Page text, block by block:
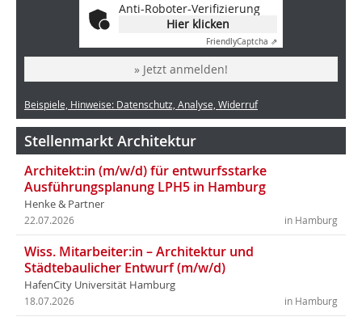
Anti-Roboter-Verifizierung
Hier klicken
FriendlyCaptcha ⇗
» Jetzt anmelden!
Beispiele, Hinweise: Datenschutz, Analyse, Widerruf
Stellenmarkt Architektur
Architekt:in (m/w/d) für entwurfsstarke
Ausführungsplanung LPH5 in Hamburg
Henke & Partner
in Hamburg
22.07.2026
Wiss. Mitarbeiter:in – Architektur und
Städtebaulicher Entwurf (m/w/d)
HafenCity Universität Hamburg
in Hamburg
18.07.2026